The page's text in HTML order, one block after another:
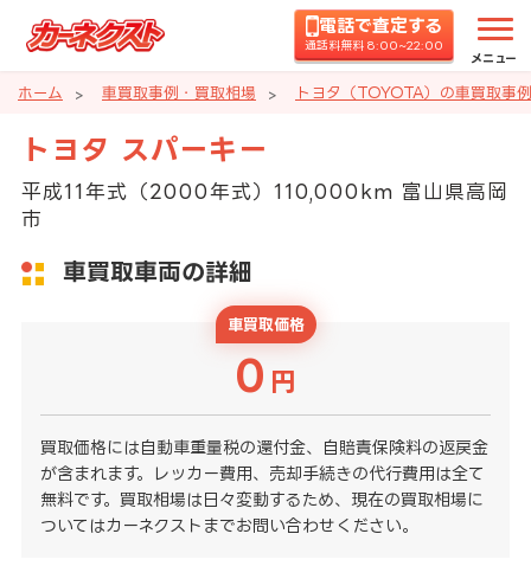
電話で査定する
通話料無料 8:00~22:00
メニュー
ホーム 車買取事例・買取相場 トヨタ（TOYOTA）の車買取事
トヨタ スパーキー
平成11年式（2000年式）110,000km 富山県高岡
市
車買取車両の詳細
車買取価格
0 円
買取価格には自動車重量税の還付金、自賠責保険料の返戻金
が含まれます。レッカー費用、売却手続きの代行費用は全て
無料です。買取相場は日々変動するため、現在の買取相場に
ついてはカーネクストまでお問い合わせください。